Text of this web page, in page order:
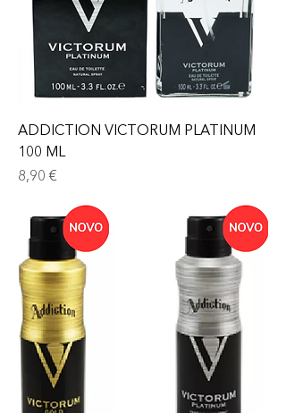
ADDICTION VICTORUM PLATINUM
100 ML
Prix
8,90 €